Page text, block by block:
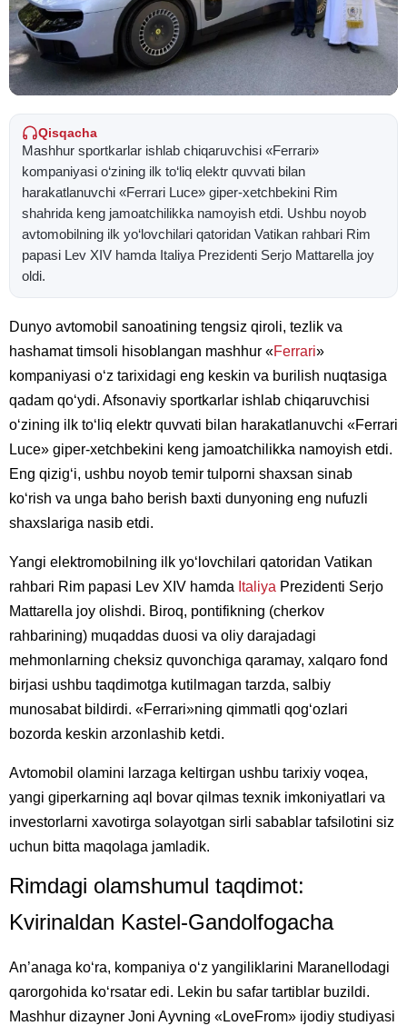
Qisqacha
Mashhur sportkarlar ishlab chiqaruvchisi «Ferrari»
kompaniyasi o‘zining ilk to‘liq elektr quvvati bilan
harakatlanuvchi «Ferrari Luce» giper-xetchbekini Rim
shahrida keng jamoatchilikka namoyish etdi. Ushbu noyob
avtomobilning ilk yo‘lovchilari qatoridan Vatikan rahbari Rim
papasi Lev XIV hamda Italiya Prezidenti Serjo Mattarella joy
oldi.
Dunyo avtomobil sanoatining tengsiz qiroli, tezlik va
hashamat timsoli hisoblangan mashhur «Ferrari»
kompaniyasi o‘z tarixidagi eng keskin va burilish nuqtasiga
qadam qo‘ydi. Afsonaviy sportkarlar ishlab chiqaruvchisi
o‘zining ilk to‘liq elektr quvvati bilan harakatlanuvchi «Ferrari
Luce» giper-xetchbekini keng jamoatchilikka namoyish etdi.
Eng qizig‘i, ushbu noyob temir tulporni shaxsan sinab
ko‘rish va unga baho berish baxti dunyoning eng nufuzli
shaxslariga nasib etdi.
Yangi elektromobilning ilk yo‘lovchilari qatoridan Vatikan
rahbari Rim papasi Lev XIV hamda Italiya Prezidenti Serjo
Mattarella joy olishdi. Biroq, pontifikning (cherkov
rahbarining) muqaddas duosi va oliy darajadagi
mehmonlarning cheksiz quvonchiga qaramay, xalqaro fond
birjasi ushbu taqdimotga kutilmagan tarzda, salbiy
munosabat bildirdi. «Ferrari»ning qimmatli qog‘ozlari
bozorda keskin arzonlashib ketdi.
Avtomobil olamini larzaga keltirgan ushbu tarixiy voqea,
yangi giperkarning aql bovar qilmas texnik imkoniyatlari va
investorlarni xavotirga solayotgan sirli sabablar tafsilotini siz
uchun bitta maqolaga jamladik.
Rimdagi olamshumul taqdimot:
Kvirinaldan Kastel-Gandolfogacha
An’anaga ko‘ra, kompaniya o‘z yangiliklarini Maranellodagi
qarorgohida ko‘rsatar edi. Lekin bu safar tartiblar buzildi.
Mashhur dizayner Joni Ayvning «LoveFrom» ijodiy studiyasi